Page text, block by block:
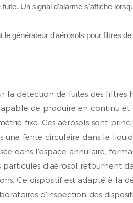
Un signal d'alarme s'affiche
la détection de fuites des filtres
de produire en continu et
fixe. Ces aérosols sont
une fente circulaire dans le
dans l'espace annulaire,
d'aérosol retournent
Ce dispositif est adapté à la
d'inspection des